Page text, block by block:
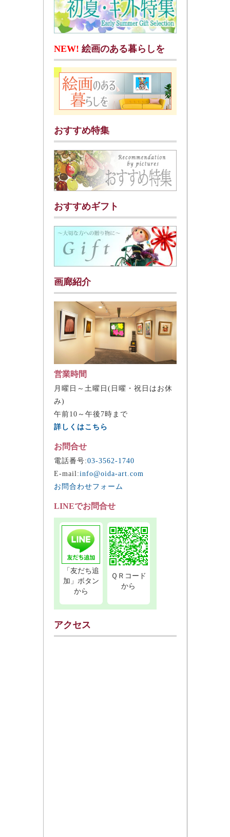
NEW! 絵画のある暮らしを
おすすめ特集
おすすめギフト
画廊紹介
営業時間
月曜日～土曜日(日曜・祝日はお休
み)
午前10～午後7時まで
詳しくはこちら
お問合せ
電話番号:03-3562-1740
E-mail:info@oida-art.com
お問合わせフォーム
LINEでお問合せ
「友だち追
加」ボタン
から
ＱＲコード
から
アクセス